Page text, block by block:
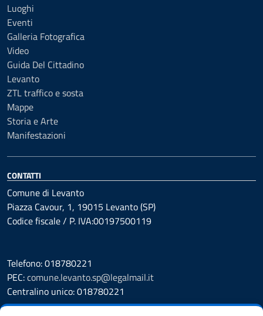
Luoghi
Eventi
Galleria Fotografica
Video
Guida Del Cittadino
Levanto
ZTL traffico e sosta
Mappe
Storia e Arte
Manifestazioni
CONTATTI
Comune di Levanto
Piazza Cavour, 1, 19015 Levanto (SP)
Codice fiscale / P. IVA:00197500119
Telefono: 018780221
PEC:comune.levanto.sp@legalmail.it
Centralino unico: 018780221